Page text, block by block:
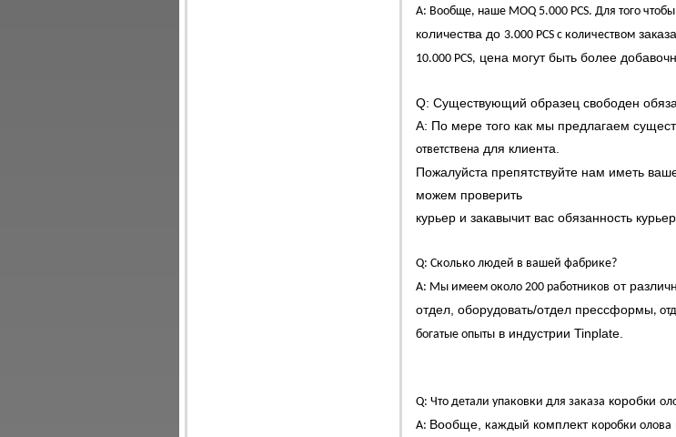
A: Вообще, наше MOQ 5.000 PCS. Для того
количества до 3.000 PCS с количеством
10.000 PCS, цена могут быть более
Q: Существующий образец свободен
A: По мере того как мы предлагаем
ответствена для клиента.
Пожалуйста препятствуйте нам иметь
можем проверить
курьер и закавычит вас обязанность
Q: Сколько людей в вашей фабрике?
A: Мы имеем около 200 работников от
отдел, оборудовать/отдел прессформы,
богатые опыты в индустрии Tinplate.
Q: Что детали упаковки для заказа коробки
A: Вообще, каждый комплект коробки олова